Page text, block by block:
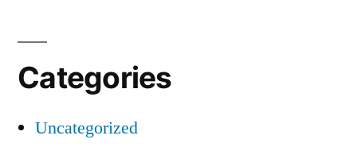
Categories
Uncategorized